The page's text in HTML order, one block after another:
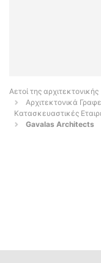
Αετοί της αρχιτεκτονικής
Αρχιτεκτονικά
Κατασκευαστικές
Gavalas Architects